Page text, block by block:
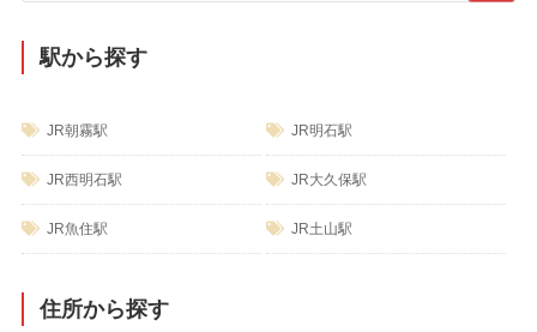
駅から探す
JR朝霧駅 JR明石駅
JR西明石駅 JR大久保駅
JR魚住駅 JR土山駅
住所から探す